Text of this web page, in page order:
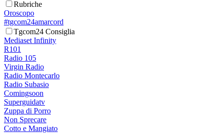
Rubriche
Oroscopo
#tgcom24amarcord
Tgcom24 Consiglia
Mediaset Infinity
R101
Radio 105
Virgin Radio
Radio Montecarlo
Radio Subasio
Comingsoon
Superguidatv
Zuppa di Porro
Non Sprecare
Cotto e Mangiato